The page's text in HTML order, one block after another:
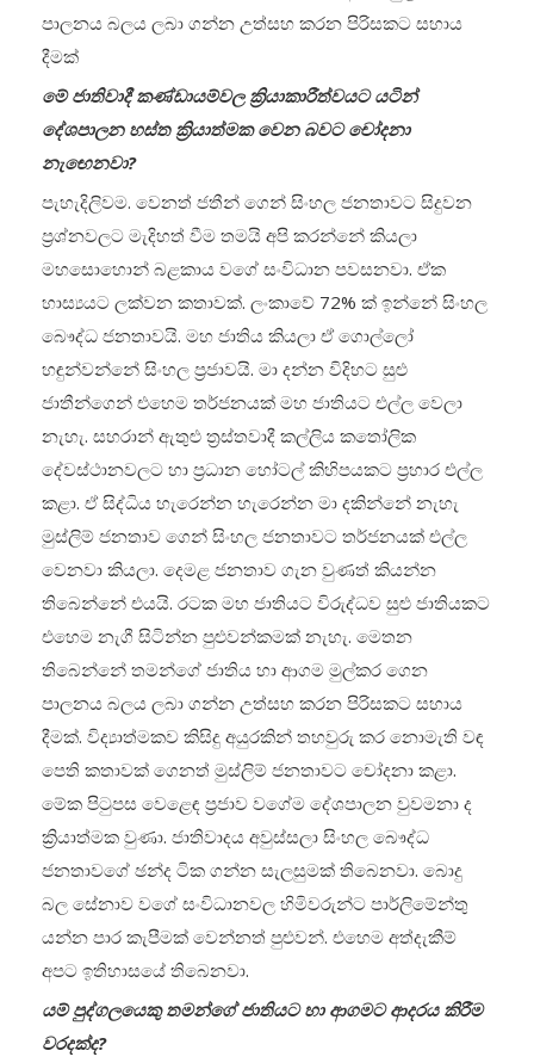
පාලනය බලය ලබා ගන්න උත්සහ කරන පිරිසකට සහාය
දීමක්
මේ ජාතිවාදී කණ්ඩායම්වල ක්‍රියාකාරීත්වයට යටින්
දේශපාලන හස්ත ක්‍රියාත්මක වෙන බවට චෝදනා
නැඟෙනවා?
පැහැදිලිවම. වෙනත් ජතීන් ගෙන් සිංහල ජනතාවට සිදුවන
ප්‍රශ්නවලට මැදිහත් වීම තමයි අපි කරන්නේ කියලා
මහසොහොන් බළකාය වගේ සංවිධාන පවසනවා. ඒක
හාස්‍යයට ලක්වන කතාවක්. ලංකාවේ 72% ක් ඉන්නේ සිංහල
බෞද්ධ ජනතාවයි. මහ ජාතිය කියලා ඒ ගොල්ලෝ
හඳුන්වන්නේ සිංහල ප්‍රජාවයි. මා දන්න විදිහට සුළු
ජාතීන්ගෙන් එහෙම තර්ජනයක් මහ ජාතියට එල්ල වෙලා
නැහැ. සහරාන් ඇතුළු ත්‍රස්තවාදී කල්ලිය කතෝලික
දේවස්ථානවලට හා ප්‍රධාන හෝටල් කිහිපයකට ප්‍රහාර එල්ල
කළා. ඒ සිද්ධිය හැරෙන්න හැරෙන්න මා දකින්නේ නැහැ
මුස්ලිම් ජනතාව ගෙන් සිංහල ජනතාවට තර්ජනයක් එල්ල
වෙනවා කියලා. දෙමළ ජනතාව ගැන වුණත් කියන්න
තිබෙන්නේ එයයි. රටක මහ ජාතියට විරුද්ධව සුළු ජාතියකට
එහෙම නැගී සිටින්න පුළුවන්කමක් නැහැ. මෙතන
තිබෙන්නේ තමන්ගේ ජාතිය හා ආගම මුල්කර ගෙන
පාලනය බලය ලබා ගන්න උත්සහ කරන පිරිසකට සහාය
දීමක්. විද්‍යාත්මකව කිසිදු අයුරකින් තහවුරු කර නොමැති වඳ
පෙති කතාවක් ගෙනත් මුස්ලිම් ජනතාවට චෝදනා කළා.
මේක පිටුපස වෙළෙඳ ප්‍රජාව වගේම දේශපාලන වුවමනා ද
ක්‍රියාත්මක වුණා. ජාතිවාදය අවුස්සලා සිංහල බෞද්ධ
ජනතාවගේ ඡන්ද ටික ගන්න සැලසුමක් තිබෙනවා. බොදු
බල සේනාව වගේ සංවිධානවල හිමිවරුන්ට පාර්ලිමේන්තු
යන්න පාර කැපීමක් වෙන්නත් පුළුවන්. එහෙම අත්දැකීම්
අපට ඉතිහාසයේ තිබෙනවා.
යම් පුද්ගලයෙකු තමන්ගේ ජාතියට හා ආගමට ආදරය කිරීම
වරදක්ද?